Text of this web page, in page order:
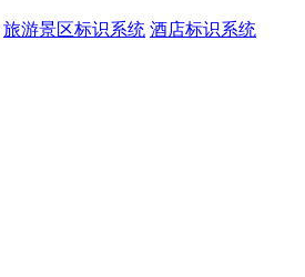
旅游景区标识系统 酒店标识系统